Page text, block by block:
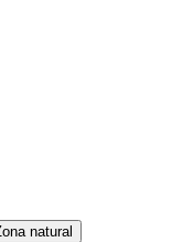
natural